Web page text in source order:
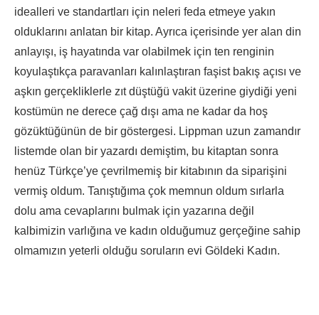
idealleri ve standartları için neleri feda etmeye yakın
olduklarını anlatan bir kitap. Ayrıca içerisinde yer alan din
anlayışı, iş hayatında var olabilmek için ten renginin
koyulaştıkça paravanları kalınlaştıran faşist bakış açısı ve
aşkın gerçekliklerle zıt düştüğü vakit üzerine giydiği yeni
kostümün ne derece çağ dışı ama ne kadar da hoş
gözüktüğünün de bir göstergesi. Lippman uzun zamandır
listemde olan bir yazardı demiştim, bu kitaptan sonra
henüz Türkçe’ye çevrilmemiş bir kitabının da siparişini
vermiş oldum. Tanıştığıma çok memnun oldum sırlarla
dolu ama cevaplarını bulmak için yazarına değil
kalbimizin varlığına ve kadın olduğumuz gerçeğine sahip
olmamızın yeterli olduğu soruların evi Göldeki Kadın.